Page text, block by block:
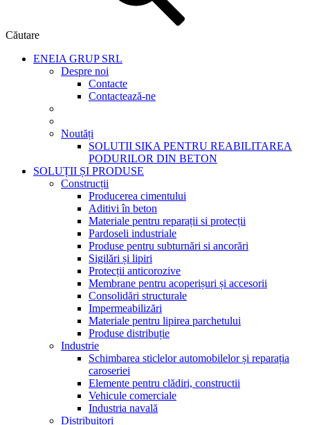
Căutare
ENEIA GRUP SRL
Despre noi
Contacte
Contactează-ne
Noutăți
SOLUTII SIKA PENTRU REABILITAREA
PODURILOR DIN BETON
SOLUȚII ȘI PRODUSE
Construcții
Producerea cimentului
Aditivi în beton
Materiale pentru reparații si protecții
Pardoseli industriale
Produse pentru subturnări si ancorări
Sigilări și lipiri
Protecții anticorozive
Membrane pentru acoperișuri și accesorii
Consolidări structurale
Impermeabilizări
Materiale pentru lipirea parchetului
Produse distribuție
Industrie
Schimbarea sticlelor automobilelor și reparația
caroseriei
Elemente pentru clădiri, constructii
Vehicule comerciale
Industria navală
Distribuitori